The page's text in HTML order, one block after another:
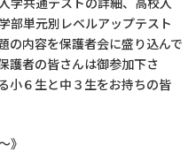
部単元別レベルアップテスト
の内容を保護者会に盛り込んで
護者の皆さんは御参加下さ
小６生と中３生をお持ちの皆
》